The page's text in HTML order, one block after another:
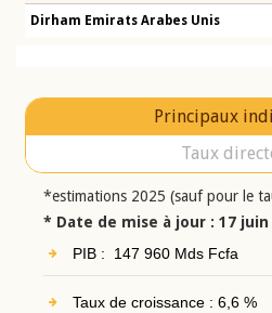
Dirham Emirats Arabes Unis
Principaux
Taux
*estimations 2025 (sauf pour le
* Date de mise à jour : 17 juin
PIB : 147 960 Mds Fcfa
Taux de croissance : 6,6 %